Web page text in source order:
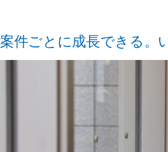
案件ごとに成長できる。